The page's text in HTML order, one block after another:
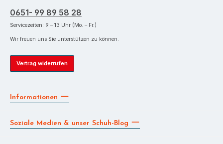
0651- 99 89 58 28
Servicezeiten: 9 – 13 Uhr (Mo. – Fr.)
Wir freuen uns Sie unterstützen zu können.
Vertrag widerrufen
Informationen
Soziale Medien & unser Schuh-Blog